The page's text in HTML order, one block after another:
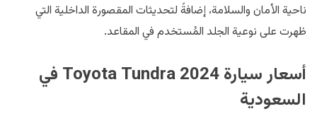
ناحية الأمان والسلامة، إضافةً لتحديثات المقصورة الداخلية التي
ظهرت على نوعية الجلد المُستخدم في المقاعد.
أسعار سيارة Toyota Tundra 2024 في
السعودية